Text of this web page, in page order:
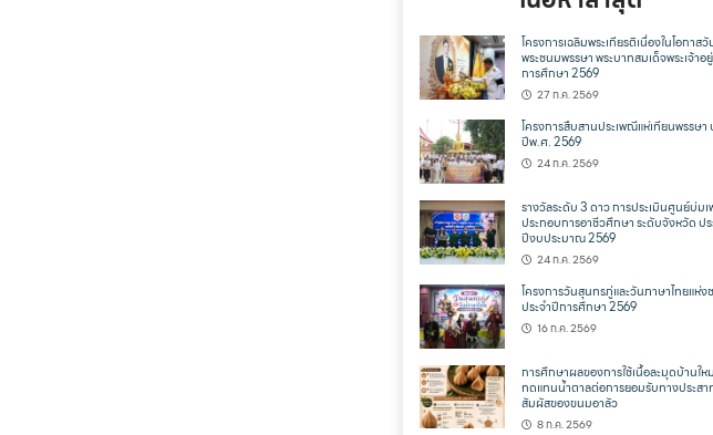
โครงการเฉลิมพระเกียรติเนื่องในโอกาส
พระชนมพรรษา พระบาทสมเด็จพระเจ้าอ
การศึกษา 2569
27 ก.ค. 2569
โครงการสืบสานประเพณีแห่เทียนพรรษา
ปีพ.ศ. 2569
24 ก.ค. 2569
รางวัลระดับ 3 ดาว การประเมินศูนย์บ่มเ
ประกอบการอาชีวศึกษา ระดับจังหวัด ปร
ปีงบประมาณ 2569
24 ก.ค. 2569
โครงการวันสุนทรภู่และวันภาษาไทยแห่ง
ประจำปีการศึกษา 2569
16 ก.ค. 2569
การศึกษาผลของการใช้เนื้อละมุดบ้านให
ทดแทนน้ำตาลต่อการยอมรับทางประสา
สัมผัสของขนมอาลัว
8 ก.ค. 2569